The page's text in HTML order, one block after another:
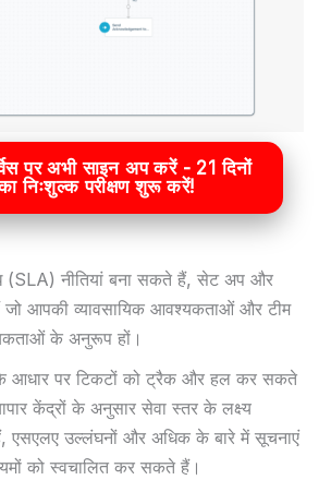
पर अभी साइन अप करें - 21 दिनों
निःशुल्क परीक्षण शुरू करें!
नीतियां बना सकते हैं, सेट अप और
आपकी व्यावसायिक आवश्यकताओं और टीम
के अनुरूप हों।
आधार पर टिकटों को ट्रैक और हल कर सकते
केंद्रों के अनुसार सेवा स्तर के लक्ष्य
एसएलए उल्लंघनों और अधिक के बारे में सूचनाएं
को स्वचालित कर सकते हैं।